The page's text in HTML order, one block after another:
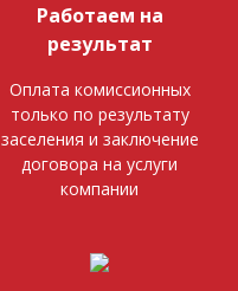
Работаем на
результат
Оплата комиссионных
только по результату
заселения и заключение
договора на услуги
компании